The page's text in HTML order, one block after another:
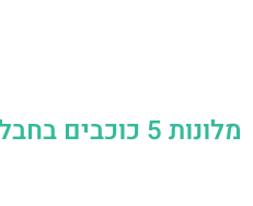
מלונות 5 כוכבים בחבל טירול